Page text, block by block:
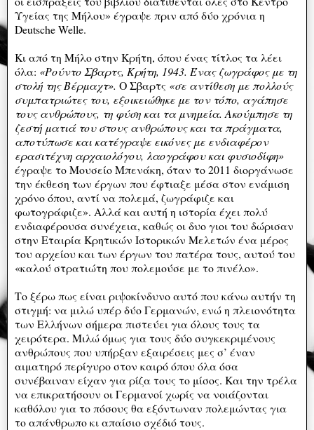
Υγείας της Μήλου» έγραψε πριν από δύο χρόνια η
Deutsche Welle.
Κι από τη Μήλο στην Κρήτη, όπου ένας τίτλος τα λέει
όλα: «Ρούντο Σβαρτς, Κρήτη, 1943. Ένας ζωγράφος με τη
στολή της Βέρμαχτ». Ο Σβαρτς «σε αντίθεση με πολλούς
συμπατριώτες του, εξοικειώθηκε με τον τόπο, αγάπησε
τους ανθρώπους, τη φύση και τα μνημεία. Ακούμπησε τη
ζεστή ματιά του στους ανθρώπους και τα πράγματα,
αποτύπωσε και κατέγραψε εικόνες με ενδιαφέρον
ερασιτέχνη αρχαιολόγου, λαογράφου και φυσιοδίφη»
έγραψε το Μουσείο Μπενάκη, όταν το 2011 διοργάνωσε
την έκθεση των έργων που έφτιαξε μέσα στον ενάμιση
χρόνο όπου, αντί να πολεμά, ζωγράφιζε και
φωτογράφιζε». Αλλά και αυτή η ιστορία έχει πολύ
ενδιαφέρουσα συνέχεια, καθώς οι δυο γιοι του δώρισαν
στην Εταιρία Κρητικών Ιστορικών Μελετών ένα μέρος
του αρχείου και των έργων του πατέρα τους, αυτού του
«καλού στρατιώτη που πολεμούσε με το πινέλο».
Το ξέρω πως είναι ριψοκίνδυνο αυτό που κάνω αυτήν τη
στιγμή: να μιλώ υπέρ δύο Γερμανών, ενώ η πλειονότητα
των Ελλήνων σήμερα πιστεύει για όλους τους τα
χειρότερα. Μιλώ όμως για τους δύο συγκεκριμένους
ανθρώπους που υπήρξαν εξαιρέσεις μες σ’ έναν
αιματηρό περίγυρο στον καιρό όπου όλα όσα
συνέβαιναν είχαν για ρίζα τους το μίσος. Και την τρέλα
να επικρατήσουν οι Γερμανοί χωρίς να νοιάζονται
καθόλου για το πόσους θα εξόντωναν πολεμώντας για
το απάνθρωπο κι απαίσιο σχέδιό τους.